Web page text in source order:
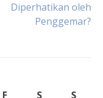
Diperhatikan oleh
Penggemar?
F S
S